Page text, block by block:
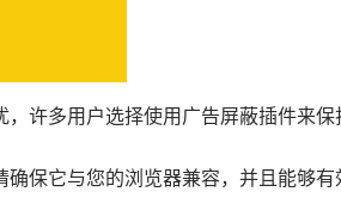
许多用户选择使用广告屏蔽插件来保
保它与您的浏览器兼容，并且能够有